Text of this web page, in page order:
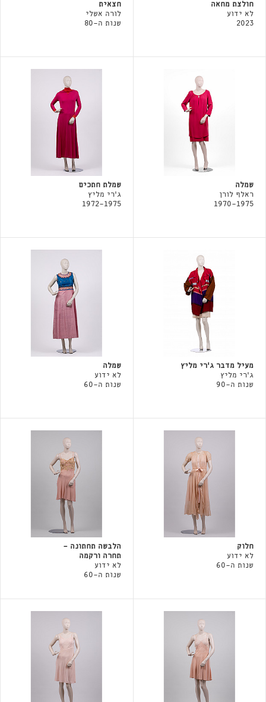
חולצת מחאה
לא ידוע
2023
חצאית
לורה אשלי
שנות ה-80
שמלה
ראלף לורן
1970-1975
שמלת חתכים
ג'רי מליץ
1972-1975
מעיל מדבר ג'רי מליץ
ג'רי מליץ
שנות ה-90
שמלה
לא ידוע
שנות ה-60
חלוק
לא ידוע
שנות ה-60
הלבשה תחתונה -
תחרה ורקמה
לא ידוע
שנות ה-60